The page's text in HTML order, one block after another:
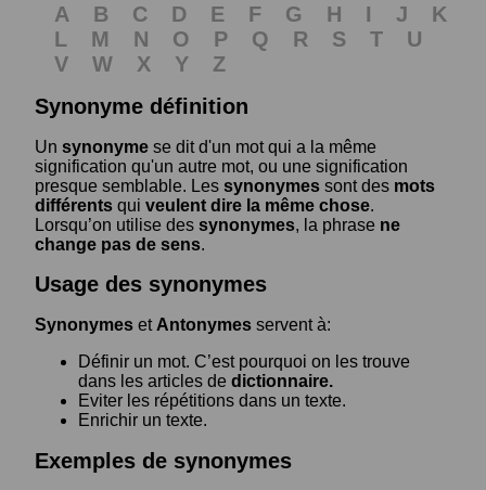
A B C D E F G H I J
K
L
M N O P Q R S T
U
V
W X Y
Z
Synonyme définition
Un synonyme se dit d'un mot qui a la même
signification qu'un autre mot, ou une signification
presque semblable. Les synonymes sont des mots
différents qui veulent dire la même chose.
Lorsqu’on utilise des synonymes, la phrase ne
change pas de sens.
Usage des synonymes
Synonymes et Antonymes servent à:
Définir un mot. C’est pourquoi on les trouve
dans les articles de dictionnaire.
Eviter les répétitions dans un texte.
Enrichir un texte.
Exemples de synonymes